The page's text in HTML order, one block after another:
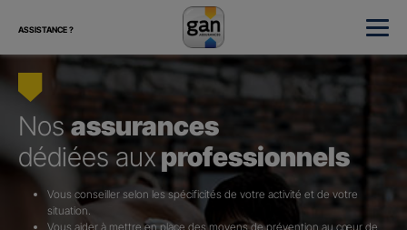
ASSISTANCE ?
Nosassurances
dédiées aux professionnels
Vous conseiller selon les spécificités de votre activité et de votre
situation.
Vous aider à mettre en place des moyens de prévention au cœur de